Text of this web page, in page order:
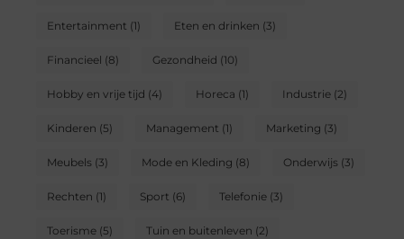
Entertainment (1) Eten en drinken (3)
Financieel (8) Gezondheid (10)
Hobby en vrije tijd (4) Horeca (1) Industrie(2)
Kinderen (5) Management (1) Marketing (3)
Meubels(3) Mode en Kleding (8) Onderwijs(3)
Rechten (1) Sport (6) Telefonie(3)
Toerisme(5) Tuin en buitenleven (2)